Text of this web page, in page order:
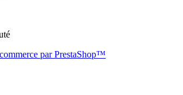
par PrestaShop™